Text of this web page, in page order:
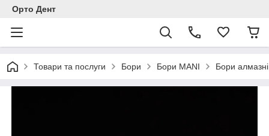
Орто Дент
Товари та послуги Бори Бори MANI Бори алмазні